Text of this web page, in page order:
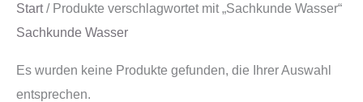
Start/ Produkte verschlagwortet mit „Sachkunde Wasser“
Sachkunde Wasser
Es wurden keine Produkte gefunden, die Ihrer Auswahl
entsprechen.